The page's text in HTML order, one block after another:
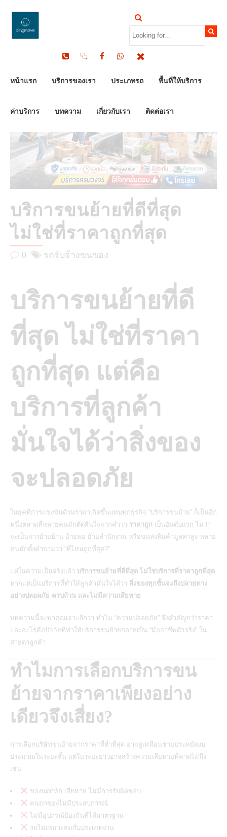
หน้าแรก บริการของเรา ประเภทรถ พื้นที่ให้บริการ
ค่าบริการ บทความ เกี่ยวกับเรา ติดต่อเรา
บริการขนย้ายที่ดีที่สุด
ไม่ใช่ที่ราคาถูกที่สุด
0 รถรับจ้างขนของ
บริการขนย้ายที่ดี
ที่สุด ไม่ใช่ที่ราคา
ถูกที่สุด แต่คือ
บริการที่ลูกค้า
มั่นใจได้ว่าสิ่งของ
จะปลอดภัย
ในยุคที่การแข่งขันด้านราคาเกิดขึ้นแทบทุกธุรกิจ “บริการขนย้าย” ก็เป็นอีก
หนึ่งตลาดที่หลายคนมักตัดสินใจจากคำว่า ราคาถูก เป็นอันดับแรก ไม่ว่า
จะเป็นการย้ายบ้าน ย้ายหอ ย้ายสำนักงาน หรือขนส่งสินค้ามูลค่าสูง หลาย
คนมักตั้งคำถามว่า “ที่ไหนถูกที่สุด?”
แต่ในความเป็นจริงแล้ว บริการขนย้ายที่ดีที่สุด ไม่ใช่บริการที่ราคาถูกที่สุด
หากแต่เป็นบริการที่ทำให้ลูกค้ามั่นใจได้ว่า สิ่งของทุกชิ้นจะถึงปลายทาง
อย่างปลอดภัย ครบถ้วน และไม่มีความเสียหาย
บทความนี้จะพาคุณเจาะลึกว่า ทำไม “ความปลอดภัย” จึงสำคัญกว่าราคา
และอะไรคือปัจจัยที่ทำให้บริการขนย้ายกลายเป็น “มืออาชีพตัวจริง” ใน
สายตาลูกค้า
ทำไมการเลือกบริการขน
ย้ายจากราคาเพียงอย่าง
เดียวจึงเสี่ยง?
การเลือกบริษัทขนย้ายจากราคาที่ต่ำที่สุด อาจดูเหมือนช่วยประหยัดงบ
ประมาณในระยะสั้น แต่ในระยะยาวอาจสร้างความเสียหายที่คาดไม่ถึง
เช่น
ของแตกหัก เสียหาย ไม่มีการรับผิดชอบ
คนยกของไม่มีประสบการณ์
ไม่มีอุปกรณ์ป้องกันที่ได้มาตรฐาน
รถไม่เหมาะสมกับประเภทงาน